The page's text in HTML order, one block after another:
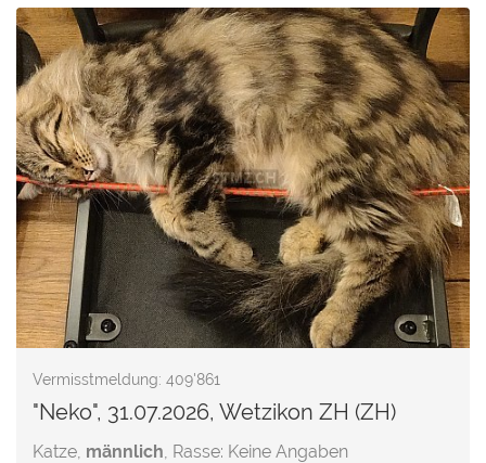
Vermisstmeldung: 409'861
"Neko", 31.07.2026, Wetzikon ZH (ZH)
Katze, männlich, Rasse: Keine Angaben